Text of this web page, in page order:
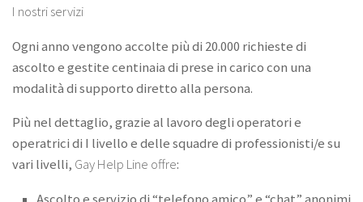
I nostri servizi
Ogni anno vengono accolte più di 20.000 richieste di
ascolto e gestite centinaia di prese in carico con una
modalità di supporto diretto alla persona.
Più nel dettaglio, grazie al lavoro degli operatori e
operatrici di I livello e delle squadre di professionisti/e su
vari livelli, Gay Help Line offre: